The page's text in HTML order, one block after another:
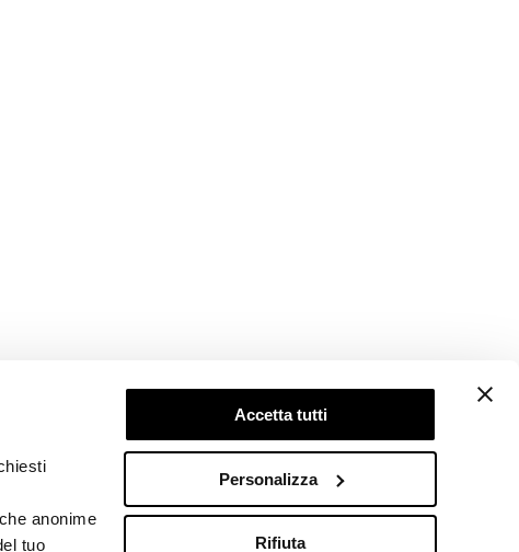
anonime
tuo
Accetta tutti
Personalizza
Rifiuta
Follow us